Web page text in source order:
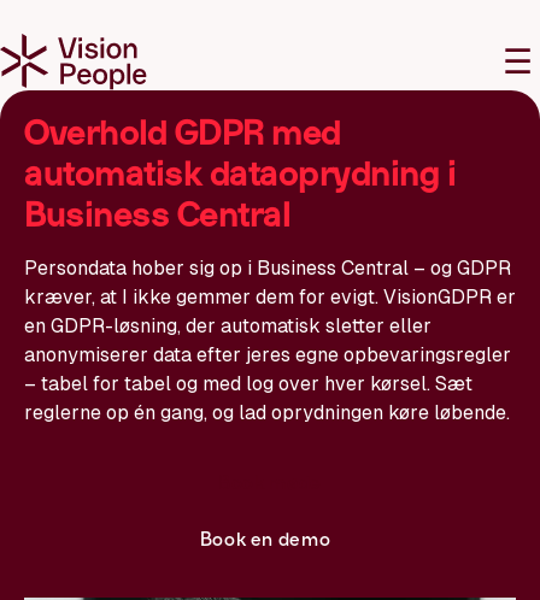
☰
Overhold GDPR med
automatisk dataoprydning i
Business Central
Persondata hober sig op i Business Central – og GDPR
kræver, at I ikke gemmer dem for evigt. VisionGDPR er
en GDPR-løsning, der automatisk sletter eller
anonymiserer data efter jeres egne opbevaringsregler
– tabel for tabel og med log over hver kørsel. Sæt
reglerne op én gang, og lad oprydningen køre løbende.
Book en demo